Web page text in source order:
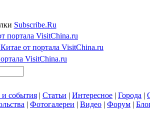
Subscribe.Ru
портала VisitChina.ru
от портала VisitChina.ru
VisitChina.ru
события | Статьи | Интересное | Города |
| Фотогалереи | Видео | Форум |